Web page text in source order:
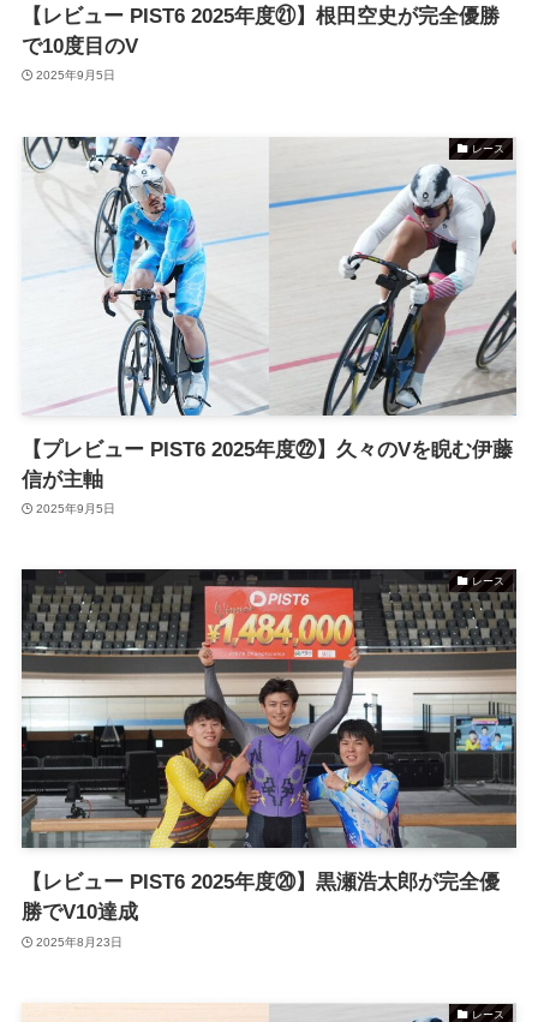
【レビュー PIST6 2025年度㉑】根田空史が完全優勝
で10度目のV
2025年9月5日
レース
【プレビュー PIST6 2025年度㉒】久々のVを睨む伊藤
信が主軸
2025年9月5日
レース
【レビュー PIST6 2025年度⑳】黒瀬浩太郎が完全優
勝でV10達成
2025年8月23日
レース